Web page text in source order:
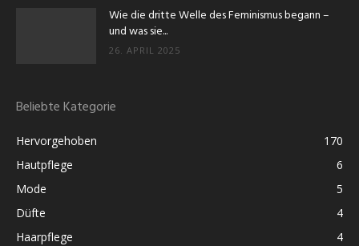
Wie die dritte Welle des Feminismus begann –
und was sie...
26. APRIL 2025
Beliebte Kategorie
Hervorgehoben
170
Hautpflege
6
Mode
5
Düfte
4
Haarpflege
4